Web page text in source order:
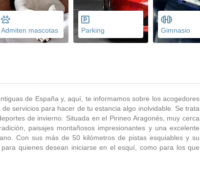
Admiten mascotas Parking Gimnasio
de España y, aquí, te informamos sobre los acogedores
servicios para hacer de tu estancia algo inolvidable. Se trata
de invierno. Situada en el Pirineo Aragonés, muy cerca
paisajes montañosos impresionantes y una excelente
Con sus más de 50 kilómetros de pistas esquiables y su
quienes desean iniciarse en el esquí, como para los que